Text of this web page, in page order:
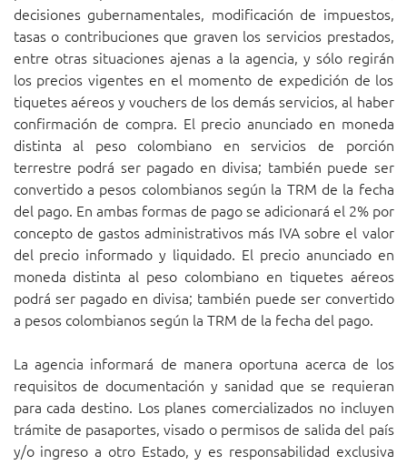
decisiones gubernamentales, modificación de impuestos,
tasas o contribuciones que graven los servicios prestados,
entre otras situaciones ajenas a la agencia, y sólo regirán
los precios vigentes en el momento de expedición de los
tiquetes aéreos y vouchers de los demás servicios, al haber
confirmación de compra. El precio anunciado en moneda
distinta al peso colombiano en servicios de porción
terrestre podrá ser pagado en divisa; también puede ser
convertido a pesos colombianos según la TRM de la fecha
del pago. En ambas formas de pago se adicionará el 2% por
concepto de gastos administrativos más IVA sobre el valor
del precio informado y liquidado. El precio anunciado en
moneda distinta al peso colombiano en tiquetes aéreos
podrá ser pagado en divisa; también puede ser convertido
a pesos colombianos según la TRM de la fecha del pago.
La agencia informará de manera oportuna acerca de los
requisitos de documentación y sanidad que se requieran
para cada destino. Los planes comercializados no incluyen
trámite de pasaportes, visado o permisos de salida del país
y/o ingreso a otro Estado, y es responsabilidad exclusiva